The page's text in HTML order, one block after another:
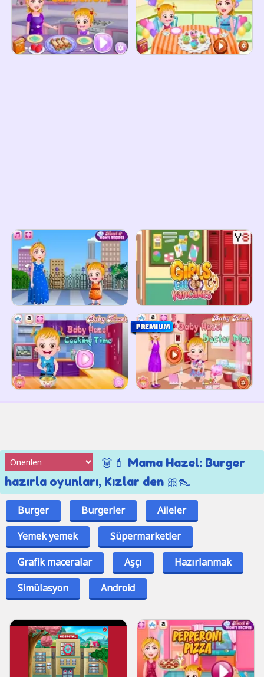
👗💄 Mama Hazel: Burger
hazırla oyunları, Kızlar den 🎀👠
Burger Burgerler
Aileler
Yemek yemek
Süpermarketler
Grafik maceralar
Aşçı
Hazırlanmak
Simülasyon
Android